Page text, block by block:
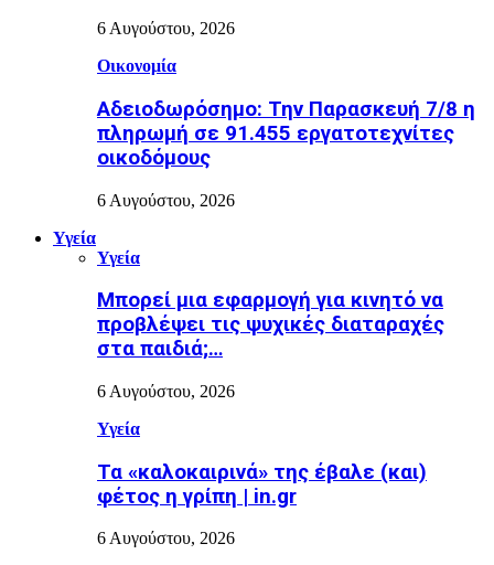
6 Αυγούστου, 2026
Οικονομία
Αδειοδωρόσημο: Την Παρασκευή 7/8 η
πληρωμή σε 91.455 εργατοτεχνίτες
οικοδόμους
6 Αυγούστου, 2026
Υγεία
Υγεία
Μπορεί μια εφαρμογή για κινητό να
προβλέψει τις ψυχικές διαταραχές
στα παιδιά;…
6 Αυγούστου, 2026
Υγεία
Τα «καλοκαιρινά» της έβαλε (και)
φέτος η γρίπη | in.gr
6 Αυγούστου, 2026